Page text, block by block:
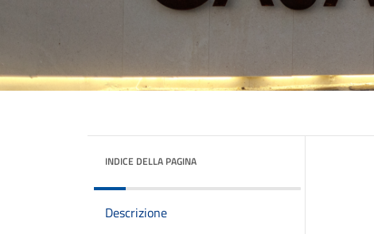
INDICE DELLA PAGINA
Descrizione